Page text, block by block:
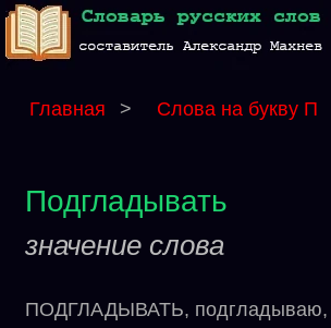
Главная > Слова на букву П
Подгладывать
значение слова
ПОДГЛАДЫВАТЬ, подгладываю,